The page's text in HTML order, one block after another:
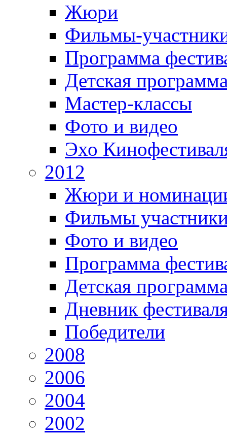
Жюри
Фильмы-
Программа
Детская
Мастер-классы
Фото и видео
Эхо
2012
Жюри и
Фильмы
Фото и видео
Программа
Детская
Дневник
Победители
2008
2006
2004
2002